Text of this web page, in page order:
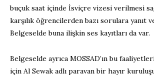
buçuk saat içinde İsviçre vizesi verilmesi
karşılık öğrencilerden bazı sorulara yanıt
Belgeselde buna ilişkin ses kayıtları da var.
Belgeselde ayrıca MOSSAD’ın bu
için Al Sewak adlı paravan bir hayır